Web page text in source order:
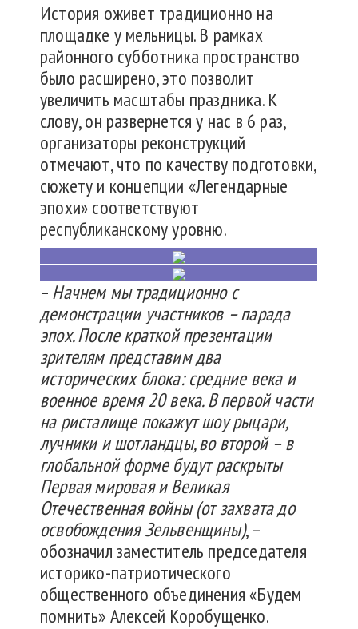
История оживет традиционно на
площадке у мельницы. В рамках
районного субботника пространство
было расширено, это позволит
увеличить масштабы праздника. К
слову, он развернется у нас в 6 раз,
организаторы реконструкций
отмечают, что по качеству подготовки,
сюжету и концепции «Легендарные
эпохи» соответствуют
республиканскому уровню.
–Начнем мы традиционно с
демонстрации участников – парада
эпох. После краткой презентации
зрителям представим два
исторических блока: средние века и
военное время 20 века. В первой части
на ристалище покажут шоу рыцари,
лучники и шотландцы, во второй – в
глобальной форме будут раскрыты
Первая мировая и Великая
Отечественная войны (от захвата до
освобождения Зельвенщины), –
обозначил заместитель председателя
историко-патриотического
общественного объединения «Будем
помнить» Алексей Коробущенко.